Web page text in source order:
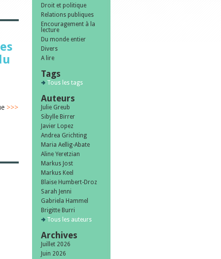
>>>
Droit et politique
Relations publiques
Encouragement à la
lecture
Du monde entier
Divers
A lire
Tags
Tous les tags
Auteurs
Julie Greub
Sibylle Birrer
Javier Lopez
Andrea Grichting
Maria Aellig-Abate
Aline Yeretzian
Markus Jost
Markus Keel
Blaise Humbert-Droz
Sarah Jenni
Gabriela Hammel
Brigitte Burri
Tous les auteurs
Archives
Juillet 2026
Juin 2026